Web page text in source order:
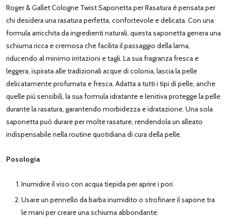
Roger & Gallet Cologne Twist Saponetta per Rasatura è pensata per
chi desidera una rasatura perfetta, confortevole e delicata. Con una
formula arricchita da ingredienti naturali, questa saponetta genera una
schiuma ricca e cremosa che facilita il passaggio della lama,
riducendo al minimo irritazioni e tagli. La sua fragranza fresca e
leggera, ispirata alle tradizionali acque di colonia, lascia la pelle
delicatamente profumata e fresca. Adatta a tutti i tipi di pelle, anche
quelle più sensibili, la sua formula idratante e lenitiva protegge la pelle
durante la rasatura, garantendo morbidezza e idratazione. Una sola
saponetta può durare per molte rasature, rendendola un alleato
indispensabile nella routine quotidiana di cura della pelle.
Posologia
Inumidire il viso con acqua tiepida per aprire i pori.
Usare un pennello da barba inumidito o strofinare il sapone tra
le mani per creare una schiuma abbondante.